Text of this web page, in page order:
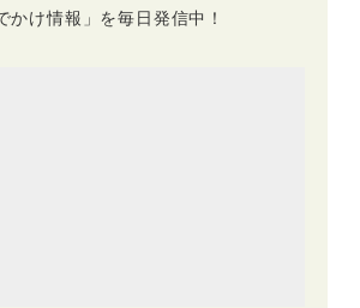
かけ情報」を毎日発信中！